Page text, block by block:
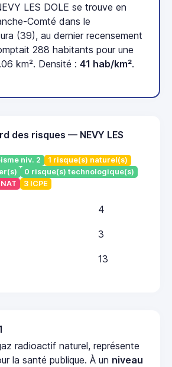
LES DOLE se trouve en
Comté dans le
(39), au dernier recensement
288 habitants pour une
km². Densité : 41 hab/km².
des risques — NEVY LES
niv. 2
1 risque(s) naturel(s)
0 risque(s) technologique(s)
3 ICPE
4
3
13
radioactif naturel, représente
la santé publique. À un niveau